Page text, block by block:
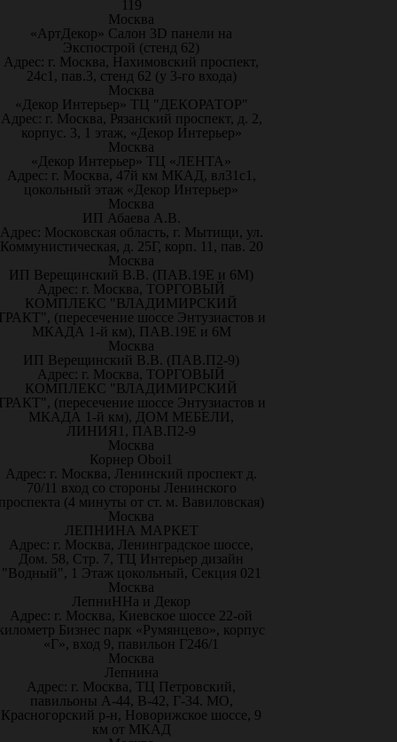
119
Москва
«АртДекор» Салон 3D панели на
Экспострой (стенд 62)
Адрес: г. Москва, Нахимовский проспект,
24с1, пав.3, стенд 62 (у 3-го входа)
Москва
«Декор Интерьер» ТЦ "ДЕКОРАТОР"
Адрес: г. Москва, Рязанский проспект, д. 2,
корпус. 3, 1 этаж, «Декор Интерьер»
Москва
«Декор Интерьер» ТЦ «ЛЕНТА»
Адрес: г. Москва, 47й км МКАД, вл31с1,
цокольный этаж «Декор Интерьер»
Москва
ИП Абаева А.В.
Адрес: Московская область, г. Мытищи, ул.
Коммунистическая, д. 25Г, корп. 11, пав. 20
Москва
ИП Верещинский В.В. (ПАВ.19Е и 6М)
Адрес: г. Москва, ТОРГОВЫЙ
КОМПЛЕКС "ВЛАДИМИРСКИЙ
(пересечение шоссе Энтузиастов и
МКАДА 1-й км), ПАВ.19Е и 6М
Москва
ИП Верещинский В.В. (ПАВ.П2-9)
Адрес: г. Москва, ТОРГОВЫЙ
КОМПЛЕКС "ВЛАДИМИРСКИЙ
(пересечение шоссе Энтузиастов и
МКАДА 1-й км), ДОМ МЕБЕЛИ,
ЛИНИЯ1, ПАВ.П2-9
Москва
Корнер Oboi1
Адрес: г. Москва, Ленинский проспект д.
70/11 вход со стороны Ленинского
(4 минуты от ст. м. Вавиловская)
Москва
ЛЕПНИНА МАРКЕТ
Адрес: г. Москва, Ленинградское шоссе,
Дом. 58, Стр. 7, ТЦ Интерьер дизайн
"Водный", 1 Этаж цокольный, Секция 021
Москва
ЛепниННа и Декор
Адрес: г. Москва, Киевское шоссе 22-ой
Бизнес парк «Румянцево», корпус
«Г», вход 9, павильон Г246/1
Москва
Лепнина
Адрес: г. Москва, ТЦ Петровский,
павильоны А-44, В-42, Г-34. МО,
Красногорский р-н, Новорижское шоссе, 9
км от МКАД